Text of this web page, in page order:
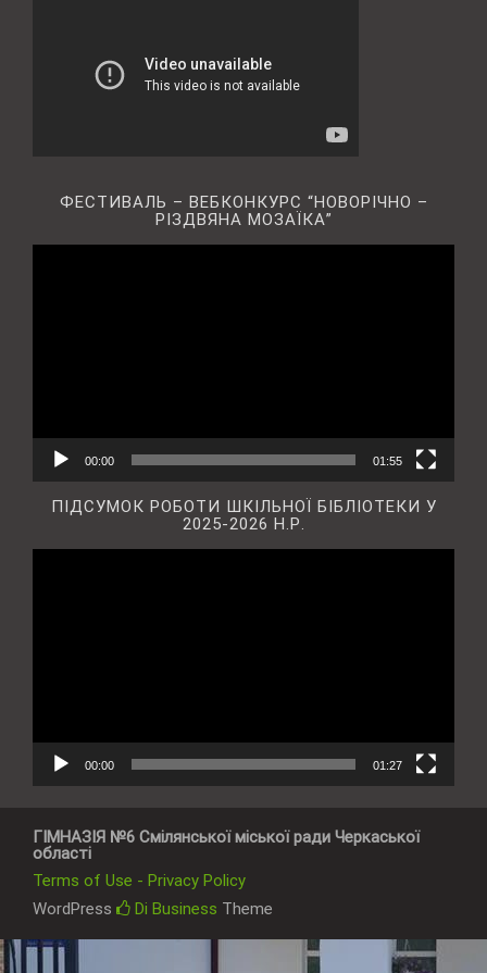
ФЕСТИВАЛЬ – ВЕБКОНКУРС “НОВОРІЧНО –
РІЗДВЯНА МОЗАЇКА”
00:00 01:55
ПІДСУМОК РОБОТИ ШКІЛЬНОЇ БІБЛІОТЕКИ У
2025-2026 Н.Р.
00:00 01:27
ГІМНАЗІЯ №6 Смілянської міської ради Черкаської
області
Terms of Use - Privacy Policy
WordPress
Di Business Theme